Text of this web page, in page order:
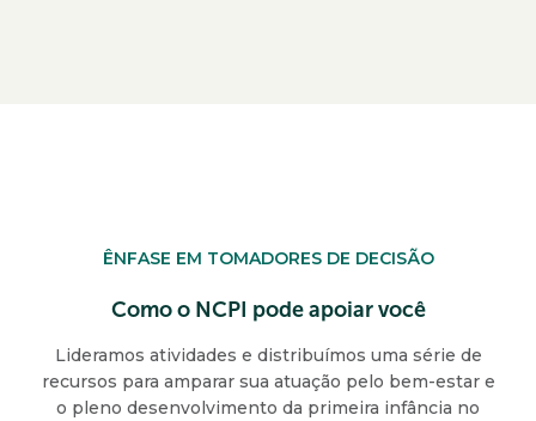
ÊNFASE EM TOMADORES DE DECISÃO
Como o NCPI pode apoiar você
Lideramos atividades e distribuímos uma série de
recursos para amparar sua atuação pelo bem-estar e
o pleno desenvolvimento da primeira infância no